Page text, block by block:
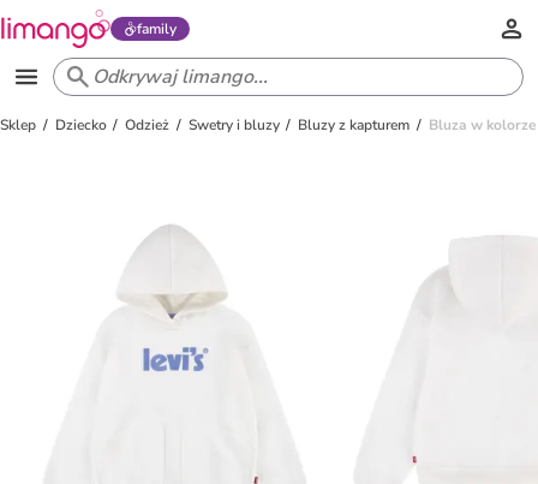
family
Sklep Dziecko Odzież Swetry i bluzy Bluzy z kapturem Bluza w kolorze